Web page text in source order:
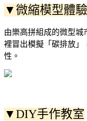
▼微縮模型體
由樂高拼組成的微型城
裡冒出模擬「碳排放」
性。
▼DIY手作教室